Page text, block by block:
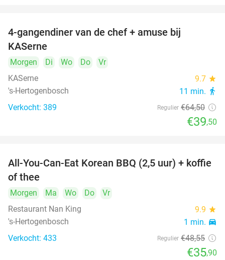
4-gangendiner van de chef + amuse bij
KASerne
Morgen Di Wo Do
Vr
KASerne
9.7 star
's-Hertogenbosch 11 min. directions_walk
Verkocht: 389 Regulier €64,50
€39,50
26%
All-You-Can-Eat Korean BBQ (2,5 uur) + koffie
of thee
Morgen Ma Wo Do
Vr
Restaurant Nan King
9.9 star
's-Hertogenbosch 1 min. directions_car
Verkocht: 433 Regulier €48,55
€35,90